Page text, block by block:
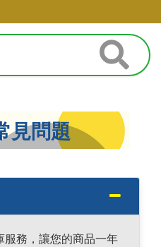
見問題
務，讓您的商品一年